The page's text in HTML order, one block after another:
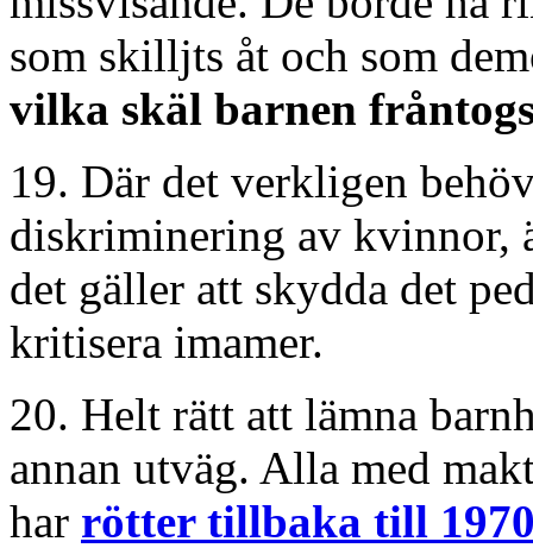
som skilljts åt och som
vilka skäl barnen
19. Där det verkligen
diskriminering av kvinnor,
det gäller att skydda det
kritisera imamer.
20. Helt rätt att lämna
annan utväg. Alla med
har rötter tillbaka till